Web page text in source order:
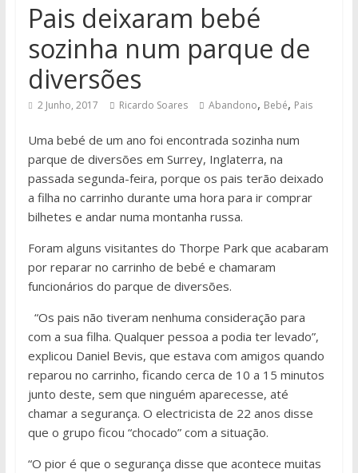
Pais deixaram bebé
sozinha num parque de
diversões
2 Junho, 2017 Ricardo Soares Abandono, Bebé, Pais
Uma bebé de um ano foi encontrada sozinha num
parque de diversões em Surrey, Inglaterra, na
passada segunda-feira, porque os pais terão deixado
a filha no carrinho durante uma hora para ir comprar
bilhetes e andar numa montanha russa.
Foram alguns visitantes do Thorpe Park que acabaram
por reparar no carrinho de bebé e chamaram
funcionários do parque de diversões.
“Os pais não tiveram nenhuma consideração para
com a sua filha. Qualquer pessoa a podia ter levado”,
explicou Daniel Bevis, que estava com amigos quando
reparou no carrinho, ficando cerca de 10 a 15 minutos
junto deste, sem que ninguém aparecesse, até
chamar a segurança. O electricista de 22 anos disse
que o grupo ficou “chocado” com a situação.
“O pior é que o segurança disse que acontece muitas